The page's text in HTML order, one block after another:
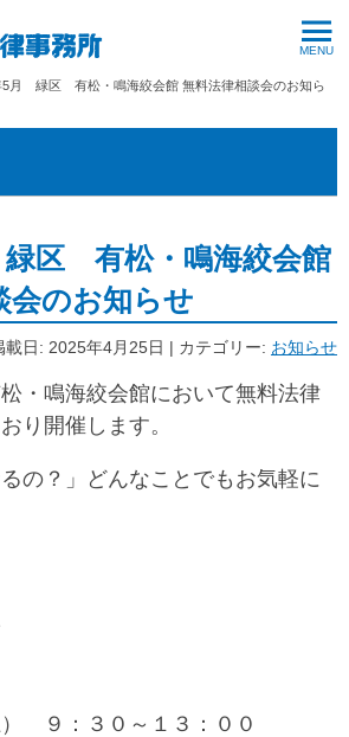
5月 緑区 有松・鳴海絞会館 無料法律相談会のお知ら
区 有松・鳴海絞会館
会のお知らせ
載日: 2025年4月25日 | カテゴリー: お知らせ
・鳴海絞会館において無料法律
り開催します。
るの？」どんなことでもお気軽に
） ９：３０～１３：００